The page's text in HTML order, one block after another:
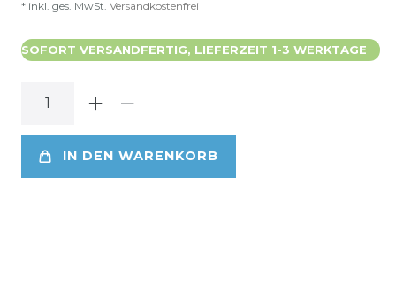
* inkl. ges. MwSt. Versandkostenfrei
SOFORT VERSANDFERTIG, LIEFERZEIT 1-3 WERKTAGE
IN DEN WARENKORB